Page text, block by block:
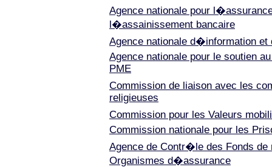
Agence nationale pour
l�assainissement bancaire
Agence nationale d�information et
Agence nationale pour le soutien
PME
Commission de liaison avec les
religieuses
Commission pour les Valeurs
Commission nationale pour les
Agence de Contr�le des Fonds de
Organismes d�assurance